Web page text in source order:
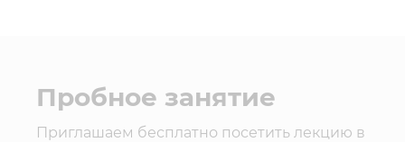
Пробное занятие
Приглашаем бесплатно посетить лекцию в